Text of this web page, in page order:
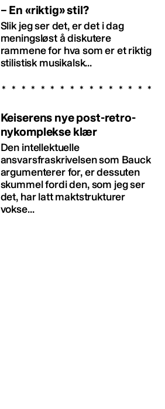
– En «riktig» stil?
Slik jeg ser det, er det i dag
meningsløst å diskutere
rammene for hva som er et riktig
stilistisk musikalsk...
Keiserens nye post-retro-
nykomplekse klær
Den intellektuelle
ansvarsfraskrivelsen som Bauck
argumenterer for, er dessuten
skummel fordi den, som jeg ser
det, har latt maktstrukturer
vokse...